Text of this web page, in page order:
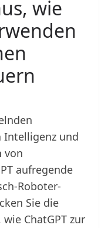
wie
Intelligenz und
von
aufregende
Roboter-
Sie die
ChatGPT zur